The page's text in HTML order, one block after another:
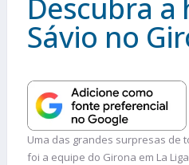
Descubra
Sávio no
Uma das grandes surpresas de
foi a equipe do Girona em La